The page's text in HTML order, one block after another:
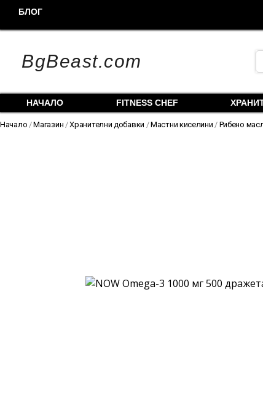
БЛОГ
BgBeast.com
НАЧАЛО FITNESS CHEF
Начало /Магазин /Хранителни добавки /Мастни киселини / Рибено